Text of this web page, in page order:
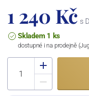
1 240 Kč s
Skladem 1 ks
dostupné i na prodejně